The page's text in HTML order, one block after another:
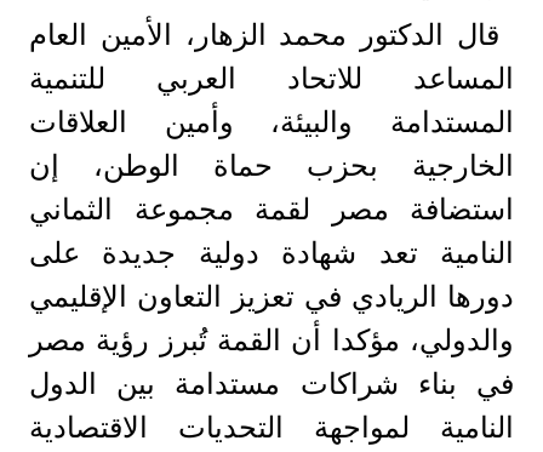
قال الدكتور محمد الزهار، الأمين العام
المساعد للاتحاد العربي للتنمية
المستدامة والبيئة، وأمين العلاقات
الخارجية بحزب حماة الوطن، إن
استضافة مصر لقمة مجموعة الثماني
النامية تعد شهادة دولية جديدة على
دورها الريادي في تعزيز التعاون الإقليمي
والدولي، مؤكدا أن القمة تُبرز رؤية مصر
في بناء شراكات مستدامة بين الدول
النامية لمواجهة التحديات الاقتصادية